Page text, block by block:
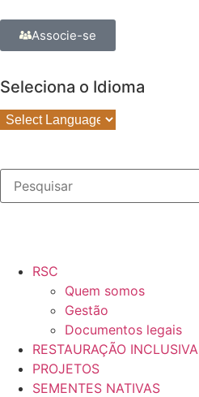
Associe-se
Seleciona o Idioma
RSC
Quem somos
Gestão
Documentos legais
RESTAURAÇÃO INCLUSIVA
PROJETOS
SEMENTES NATIVAS